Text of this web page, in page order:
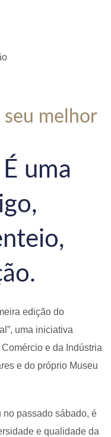
seu melhor
uma
edição do
uma iniciativa
e da Indústria
e do próprio Museu
no passado sábado, é
e qualidade da